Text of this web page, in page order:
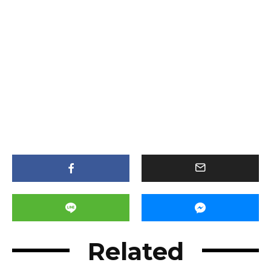
Related